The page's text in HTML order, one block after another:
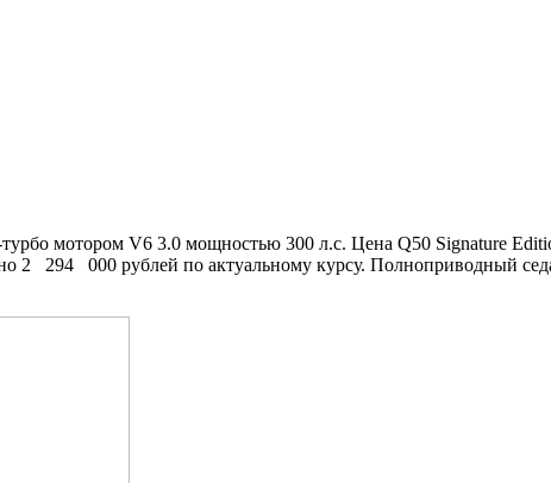
мотором V6 3.0 мощностью 300 л.с. Цена Q50 Signature
2 294 000 рублей по актуальному курсу. Полноприводный